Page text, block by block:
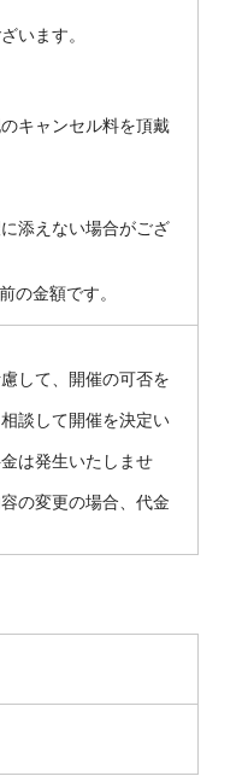
います。
キャンセル料を頂戴
添えない場合がござ
の金額です。
して、開催の可否を
談して開催を決定い
は発生いたしませ
の変更の場合、代金